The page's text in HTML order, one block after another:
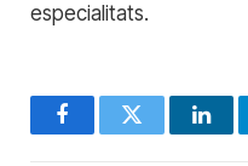
especialitats.
FacebookTwitter